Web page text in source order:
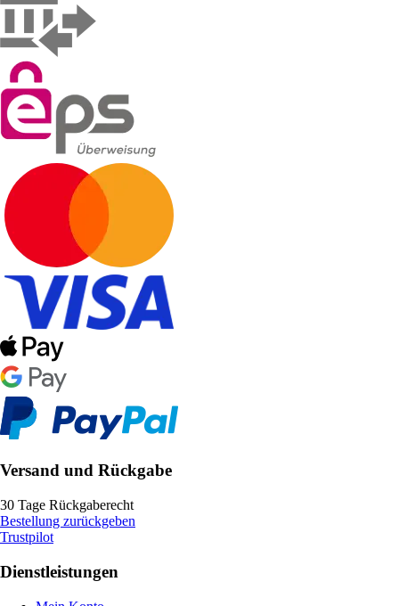
Versand und Rückgabe
30 Tage Rückgaberecht
Bestellung zurückgeben
Trustpilot
Dienstleistungen